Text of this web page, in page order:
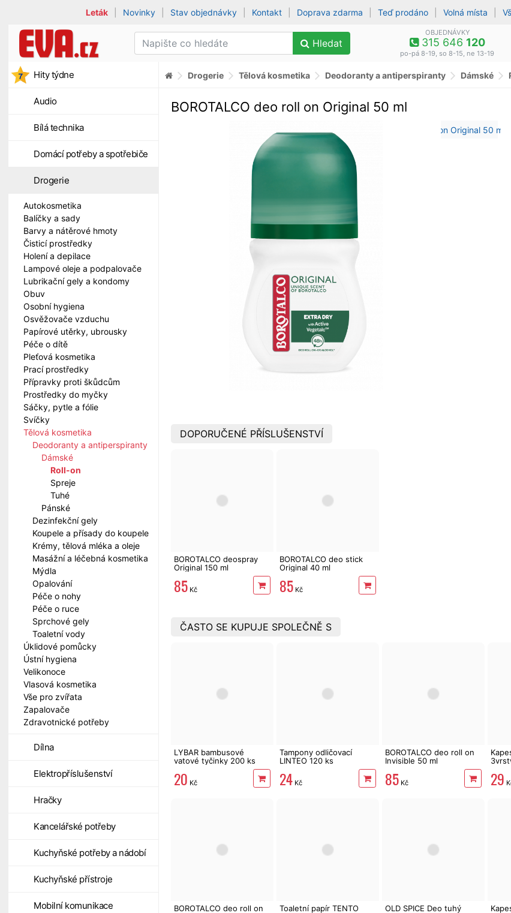
Leták Novinky Stav objednávky Kontakt Doprava zdarma Teď prodáno Volná místa
Hledat
OBJEDNÁVKY
315 646 120
po-pá 8-19, so 8-15, ne 13-19
Hity týdne
Audio
Bílá technika
Domácí potřeby a spotřebiče
Drogerie
Autokosmetika
Balíčky a sady
Barvy a nátěrové hmoty
Čisticí prostředky
Holení a depilace
Lampové oleje a podpalovače
Lubrikační gely a kondomy
Obuv
Osobní hygiena
Osvěžovače vzduchu
Papírové utěrky, ubrousky
Péče o dítě
Pleťová kosmetika
Prací prostředky
Přípravky proti škůdcům
Prostředky do myčky
Sáčky, pytle a fólie
Svíčky
Tělová kosmetika
Deodoranty a antiperspiranty
Dámské
Roll-on
Spreje
Tuhé
Pánské
Dezinfekční gely
Koupele a přísady do koupele
Krémy, tělová mléka a oleje
Masážní a léčebná kosmetika
Mýdla
Opalování
Péče o nohy
Péče o ruce
Sprchové gely
Toaletní vody
Úklidové pomůcky
Ústní hygiena
Velikonoce
Vlasová kosmetika
Vše pro zvířata
Zapalovače
Zdravotnické potřeby
Dílna
Elektropříslušenství
Hračky
Kancelářské potřeby
Kuchyňské potřeby a nádobí
Kuchyňské přístroje
Mobilní komunikace
Drogerie Tělová kosmetika Deodoranty a antiperspiranty Dámské
BOROTALCO deo roll on Original 50 ml
DOPORUČENÉ PŘÍSLUŠENSTVÍ
BOROTALCO deospray
Original 150 ml
85 Kč
BOROTALCO deo stick
Original 40 ml
85 Kč
ČASTO SE KUPUJE SPOLEČNĚ S
LYBAR bambusové
vatové tyčinky 200 ks
20 Kč
Tampony odličovací
LINTEO 120 ks
24 Kč
BOROTALCO deo roll on
Invisible 50 ml
85 Kč 29
BOROTALCO deo roll on
Toaletní papír TENTO
OLD SPICE Deo tuhý